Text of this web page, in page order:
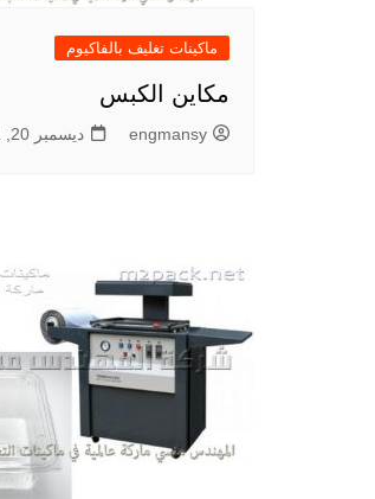
ماكينات تغليف بالفاكيوم
مكاين الكبس
engmansy ديسمبر 20, 2021